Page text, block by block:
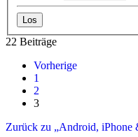
22 Beiträge
Vorherige
1
2
3
Zurück zu „Android, iPhone